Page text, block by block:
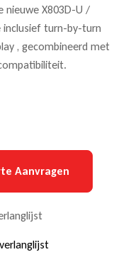
nieuwe X803D-U /
inclusief turn-by-turn
, gecombineerd met
Aanvragen